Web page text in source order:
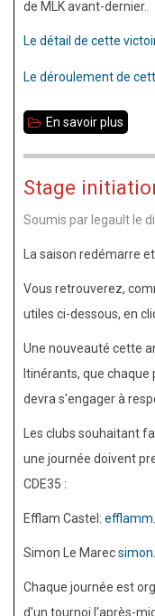
de MLK avant-dernier.
Le détail de cette
Le déroulement de
En savoir plus
King
de
2010
Stage
Soumis par legault le
La saison redémarre
Vous retrouverez,
utiles ci-dessous, en
Une nouveauté cette
Itinérants, que
devra s'engager à
Les clubs souhaitant
une journée doivent
CDE35 :
Efflam Castel:
Simon Le Marec
Chaque journée est
d'un tournoi l'après-